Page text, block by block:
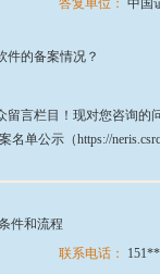
答复单位： 中国
件的备案情况？
留言栏目！现对您咨询
单公示（https://
件和流程
联系电话：